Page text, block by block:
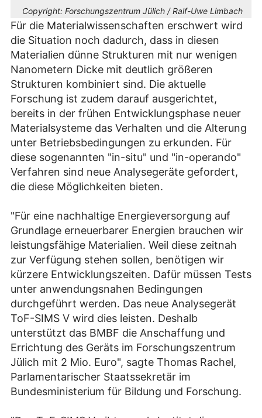
Copyright: Forschungszentrum Jülich / Ralf-Uwe Limbach
Für die Materialwissenschaften erschwert wird
die Situation noch dadurch, dass in diesen
Materialien dünne Strukturen mit nur wenigen
Nanometern Dicke mit deutlich größeren
Strukturen kombiniert sind. Die aktuelle
Forschung ist zudem darauf ausgerichtet,
bereits in der frühen Entwicklungsphase neuer
Materialsysteme das Verhalten und die Alterung
unter Betriebsbedingungen zu erkunden. Für
diese sogenannten "in-situ" und "in-operando"
Verfahren sind neue Analysegeräte gefordert,
die diese Möglichkeiten bieten.
"Für eine nachhaltige Energieversorgung auf
Grundlage erneuerbarer Energien brauchen wir
leistungsfähige Materialien. Weil diese zeitnah
zur Verfügung stehen sollen, benötigen wir
kürzere Entwicklungszeiten. Dafür müssen Tests
unter anwendungsnahen Bedingungen
durchgeführt werden. Das neue Analysegerät
ToF-SIMS V wird dies leisten. Deshalb
unterstützt das BMBF die Anschaffung und
Errichtung des Geräts im Forschungszentrum
Jülich mit 2 Mio. Euro", sagte Thomas Rachel,
Parlamentarischer Staatssekretär im
Bundesministerium für Bildung und Forschung.